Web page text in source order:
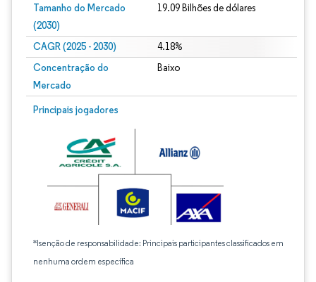
Tamanho do Mercado
(2030)
19.09 Bilhões de dólares
CAGR (2025 - 2030) 4.18%
Concentração do
Mercado
Baixo
Principais jogadores
*Isenção de responsabilidade: Principais participantes classificados em
nenhuma ordem específica